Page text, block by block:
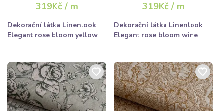
319Kč / m
Dekorační látka Linenlook
Elegant rose bloom yellow
319Kč / m
Dekorační látka Linenlook
Elegant rose bloom wine